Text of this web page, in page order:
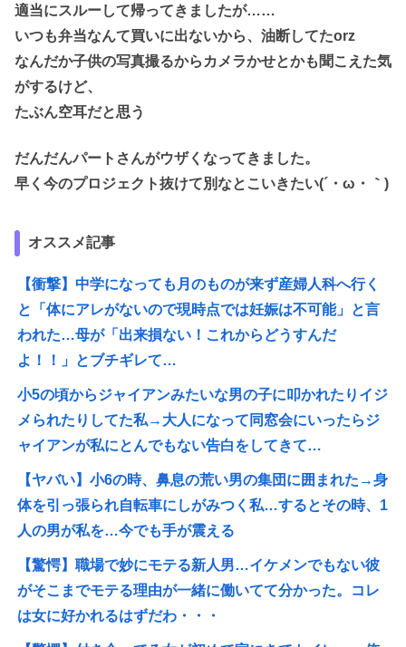
適当にスルーして帰ってきましたが……
いつも弁当なんて買いに出ないから、油断してたorz
なんだか子供の写真撮るからカメラかせとかも聞こえた気
がするけど、
たぶん空耳だと思う
だんだんパートさんがウザくなってきました。
早く今のプロジェクト抜けて別なとこいきたい(´・ω・｀)
オススメ記事
【衝撃】中学になっても月のものが来ず産婦人科へ行く
と「体にアレがないので現時点では妊娠は不可能」と言
われた…母が「出来損ない！これからどうすんだ
よ！！」とブチギレて…
小5の頃からジャイアンみたいな男の子に叩かれたりイジ
メられたりしてた私→大人になって同窓会にいったらジ
ャイアンが私にとんでもない告白をしてきて…
【ヤバい】小6の時、鼻息の荒い男の集団に囲まれた→身
体を引っ張られ自転車にしがみつく私…するとその時、1
人の男が私を…今でも手が震える
【驚愕】職場で妙にモテる新人男…イケメンでもない彼
がそこまでモテる理由が一緒に働いてて分かった。コレ
は女に好かれるはずだわ・・・